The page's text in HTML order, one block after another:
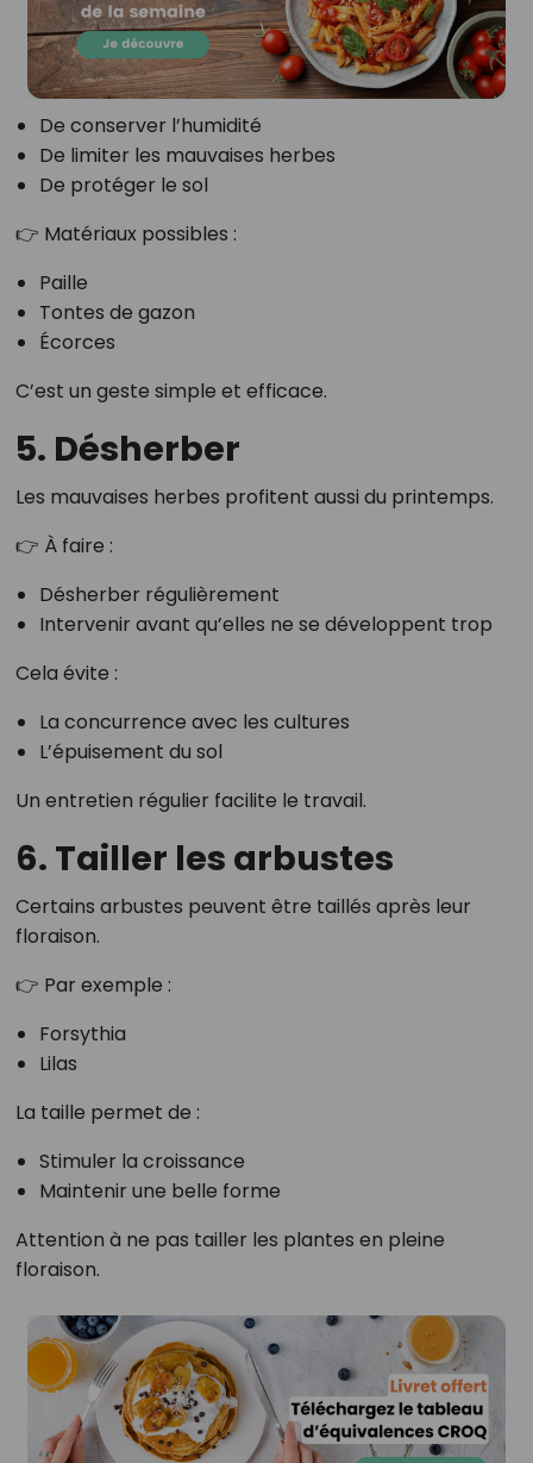
De conserver l’humidité
De limiter les mauvaises herbes
De protéger le sol
👉 Matériaux possibles :
Paille
Tontes de gazon
Écorces
C’est un geste simple et efficace.
5. Désherber
Les mauvaises herbes profitent aussi du printemps.
👉 À faire :
Désherber régulièrement
Intervenir avant qu’elles ne se développent trop
Cela évite :
La concurrence avec les cultures
L’épuisement du sol
Un entretien régulier facilite le travail.
6. Tailler les arbustes
Certains arbustes peuvent être taillés après leur
floraison.
👉 Par exemple :
Forsythia
Lilas
La taille permet de :
Stimuler la croissance
Maintenir une belle forme
Attention à ne pas tailler les plantes en pleine
floraison.